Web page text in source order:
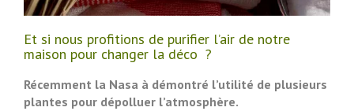
Et si nous profitions de purifier l’air de notre
maison pour changer la déco ?
Récemment la Nasa à démontré l’utilité de plusieurs
plantes pour dépolluer l’atmosphère.